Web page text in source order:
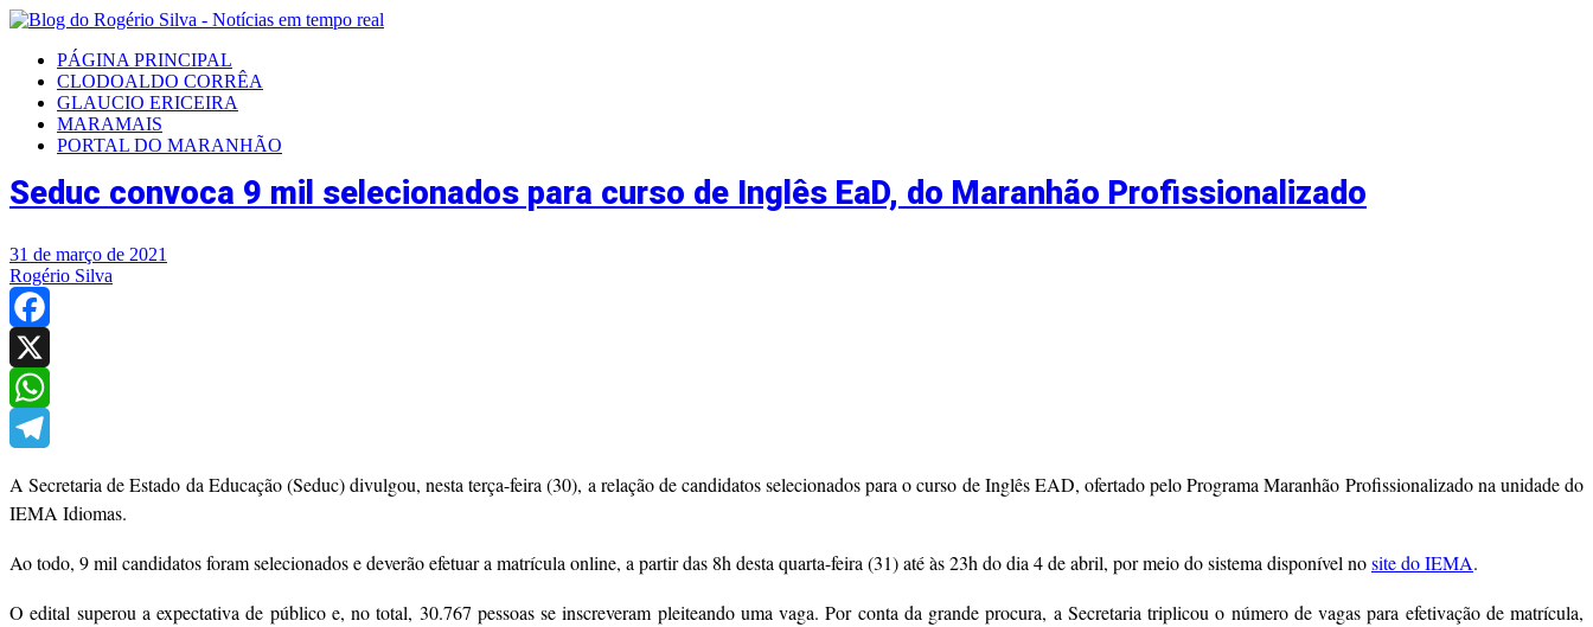
PÁGINA PRINCIPAL
CLODOALDO CORRÊA
GLAUCIO ERICEIRA
MARAMAIS
PORTAL DO MARANHÃO
Seduc convoca 9 mil selecionados para curso de Inglês EaD, do Maranhão Profissionalizado
31 de março de 2021
Rogério Silva
Facebook
X
WhatsApp
A Secretaria de Estado da Educação (Seduc) divulgou, nesta terça-feira (30), a relação de candidatos selecionados para o curso de Inglês EAD, ofertado pelo Programa Maranhão Profissionalizado na unidade do
IEMA Idiomas.
Ao todo, 9 mil candidatos foram selecionados e deverão efetuar a matrícula online, a partir das 8h desta quarta-feira (31) até às 23h do dia 4 de abril, por meio do sistema disponível nosite do IEMA.
O edital superou a expectativa de público e, no total, 30.767 pessoas se inscreveram pleiteando uma vaga. Por conta da grande procura, a Secretaria triplicou o número de vagas para efetivação de matrícula,